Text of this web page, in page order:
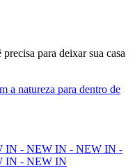
para deixar sua casa
a natureza para dentro de
IN - NEW IN - NEW IN -
IN - NEW IN